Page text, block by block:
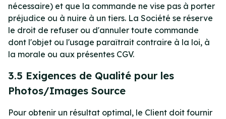
nécessaire) et que la commande ne vise pas à porter
préjudice ou à nuire à un tiers. La Société se réserve
le droit de refuser ou d'annuler toute commande
dont l'objet ou l'usage paraîtrait contraire à la loi, à
la morale ou aux présentes CGV.
3.5 Exigences de Qualité pour les
Photos/Images Source
Pour obtenir un résultat optimal, le Client doit fournir